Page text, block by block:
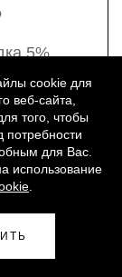
5%
услуги
cookie для
веб-сайта,
того, чтобы
потребности
для Вас.
использование